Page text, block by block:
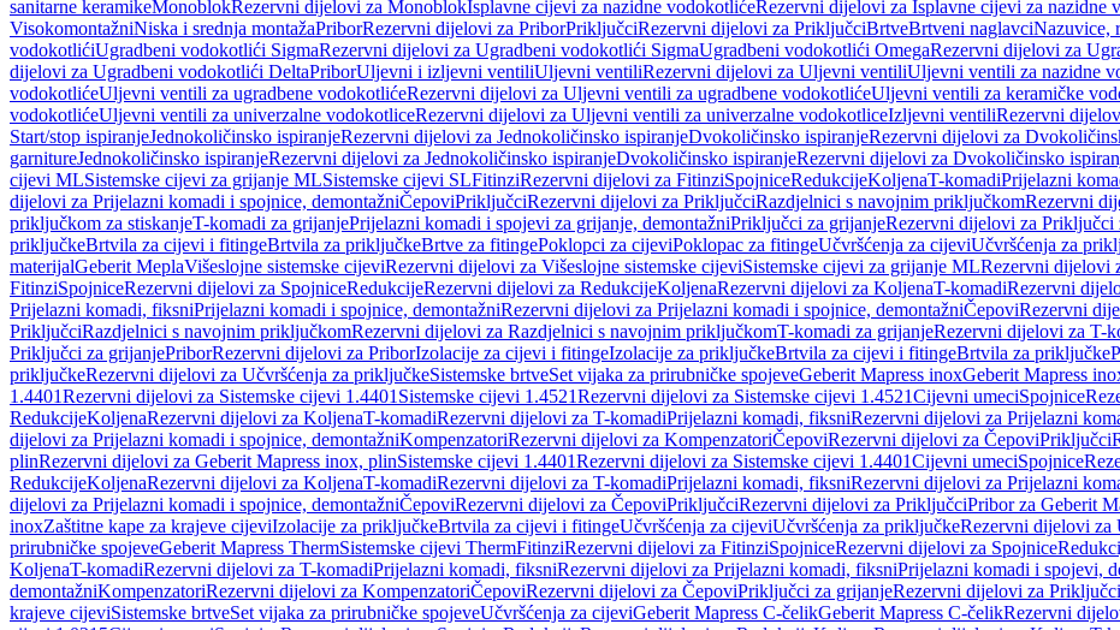
sanitarne keramikeMonoblokRezervni dijelovi za MonoblokIsplavne cijevi za nazidne vodokotlićeRezervni dijelovi za Isplavne cijevi za nazidne
VisokomontažniNiska i srednja montažaPriborRezervni dijelovi za PriborPriključciRezervni dijelovi za PriključciBrtveBrtveni naglavciNazuvice,
vodokotlićiUgradbeni vodokotlići SigmaRezervni dijelovi za Ugradbeni vodokotlići SigmaUgradbeni vodokotlići OmegaRezervni dijelovi za
dijelovi za Ugradbeni vodokotlići DeltaPriborUljevni i izljevni ventiliUljevni ventiliRezervni dijelovi za Uljevni ventiliUljevni ventili za nazidne
vodokotlićeUljevni ventili za ugradbene vodokotlićeRezervni dijelovi za Uljevni ventili za ugradbene vodokotlićeUljevni ventili za keramičke
vodokotlićeUljevni ventili za univerzalne vodokotliceRezervni dijelovi za Uljevni ventili za univerzalne vodokotliceIzljevni ventiliRezervni
Start/stop ispiranjeJednokoličinsko ispiranjeRezervni dijelovi za Jednokoličinsko ispiranjeDvokoličinsko ispiranjeRezervni dijelovi za
garnitureJednokoličinsko ispiranjeRezervni dijelovi za Jednokoličinsko ispiranjeDvokoličinsko ispiranjeRezervni dijelovi za Dvokoličinsko
cijevi MLSistemske cijevi za grijanje MLSistemske cijevi SLFitinziRezervni dijelovi za FitinziSpojniceRedukcijeKoljenaT-komadiPrijelazni
dijelovi za Prijelazni komadi i spojnice, demontažniČepoviPriključciRezervni dijelovi za PriključciRazdjelnici s navojnim priključkomRezervni
priključkom za stiskanjeT-komadi za grijanjePrijelazni komadi i spojevi za grijanje, demontažniPriključci za grijanjeRezervni dijelovi za Priključci
priključkeBrtvila za cijevi i fitingeBrtvila za priključkeBrtve za fitingePoklopci za cijeviPoklopac za fitingeUčvršćenja za cijeviUčvršćenja za
materijalGeberit MeplaVišeslojne sistemske cijeviRezervni dijelovi za Višeslojne sistemske cijeviSistemske cijevi za grijanje MLRezervni dijelovi
FitinziSpojniceRezervni dijelovi za SpojniceRedukcijeRezervni dijelovi za RedukcijeKoljenaRezervni dijelovi za KoljenaT-komadiRezervni
Prijelazni komadi, fiksniPrijelazni komadi i spojnice, demontažniRezervni dijelovi za Prijelazni komadi i spojnice, demontažniČepoviRezervni
PriključciRazdjelnici s navojnim priključkomRezervni dijelovi za Razdjelnici s navojnim priključkomT-komadi za grijanjeRezervni dijelovi za T-
Priključci za grijanjePriborRezervni dijelovi za PriborIzolacije za cijevi i fitingeIzolacije za priključkeBrtvila za cijevi i fitingeBrtvila za priključke
priključkeRezervni dijelovi za Učvršćenja za priključkeSistemske brtveSet vijaka za prirubničke spojeveGeberit Mapress inoxGeberit Mapress
1.4401Rezervni dijelovi za Sistemske cijevi 1.4401 Sistemske cijevi 1.4521Rezervni dijelovi za Sistemske cijevi 1.4521Cijevni umeciSpojnice
RedukcijeKoljenaRezervni dijelovi za KoljenaT-komadiRezervni dijelovi za T-komadiPrijelazni komadi, fiksniRezervni dijelovi za Prijelazni
dijelovi za Prijelazni komadi i spojnice, demontažniKompenzatoriRezervni dijelovi za KompenzatoriČepoviRezervni dijelovi za ČepoviPriključci
plinRezervni dijelovi za Geberit Mapress inox, plinSistemske cijevi 1.4401Rezervni dijelovi za Sistemske cijevi 1.4401Cijevni umeciSpojnice
RedukcijeKoljenaRezervni dijelovi za KoljenaT-komadiRezervni dijelovi za T-komadiPrijelazni komadi, fiksniRezervni dijelovi za Prijelazni
dijelovi za Prijelazni komadi i spojnice, demontažniČepoviRezervni dijelovi za ČepoviPriključciRezervni dijelovi za PriključciPribor za Geberit
inoxZaštitne kape za krajeve cijeviIzolacije za priključkeBrtvila za cijevi i fitingeUčvršćenja za cijeviUčvršćenja za priključkeRezervni dijelovi za
prirubničke spojeveGeberit Mapress ThermSistemske cijevi ThermFitinziRezervni dijelovi za FitinziSpojniceRezervni dijelovi za Spojnice
KoljenaT-komadiRezervni dijelovi za T-komadiPrijelazni komadi, fiksniRezervni dijelovi za Prijelazni komadi, fiksniPrijelazni komadi i spojevi,
demontažniKompenzatoriRezervni dijelovi za KompenzatoriČepoviRezervni dijelovi za ČepoviPriključci za grijanjeRezervni dijelovi za
krajeve cijeviSistemske brtveSet vijaka za prirubničke spojeveUčvršćenja za cijeviGeberit Mapress C-čelikGeberit Mapress C-čelikRezervni